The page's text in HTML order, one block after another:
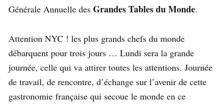
Générale Annuelle des Grandes Tables du Monde.
Attention NYC ! les plus grands chefs du monde
débarquent pour trois jours … Lundi sera la grande
journée, celle qui va attirer toutes les attentions. Journée
de travail, de rencontre, d’échange sur l’avenir de cette
gastronomie française qui secoue le monde en ce